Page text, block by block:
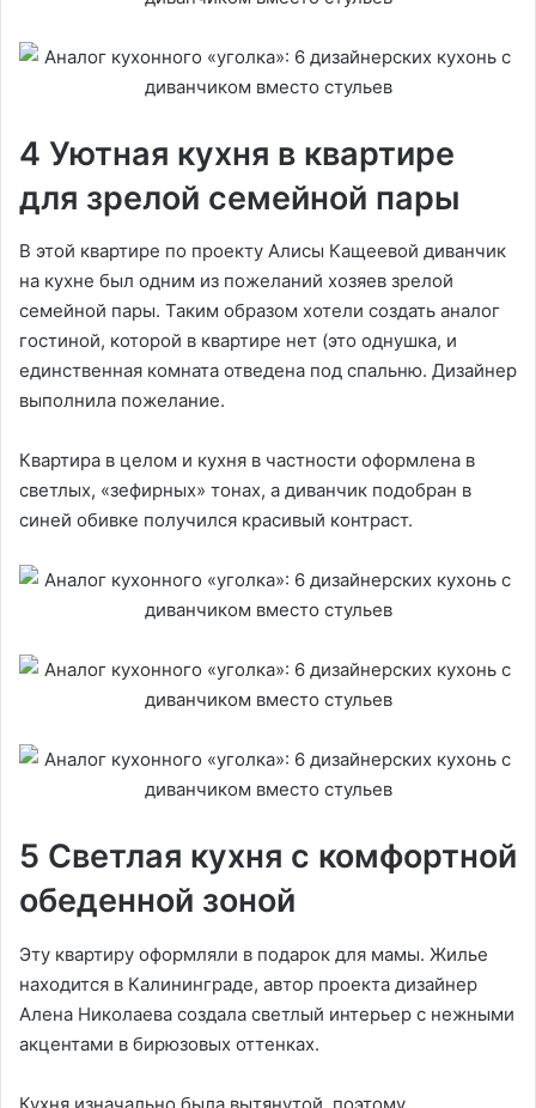
4 Уютная кухня в квартире
для зрелой семейной пары
В этой квартире по проекту Алисы Кащеевой диванчик
на кухне был одним из пожеланий хозяев зрелой
семейной пары. Таким образом хотели создать аналог
гостиной, которой в квартире нет (это однушка, и
единственная комната отведена под спальню. Дизайнер
выполнила пожелание.
Квартира в целом и кухня в частности оформлена в
светлых, «зефирных» тонах, а диванчик подобран в
синей обивке получился красивый контраст.
5 Светлая кухня с комфортной
обеденной зоной
Эту квартиру оформляли в подарок для мамы. Жилье
находится в Калининграде, автор проекта дизайнер
Алена Николаева создала светлый интерьер с нежными
акцентами в бирюзовых оттенках.